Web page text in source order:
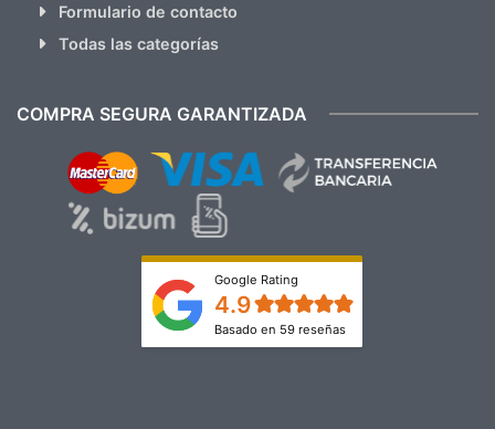
Formulario de contacto
Todas las categorías
COMPRA SEGURA GARANTIZADA
Google Rating
4.9
Basado en 59 reseñas